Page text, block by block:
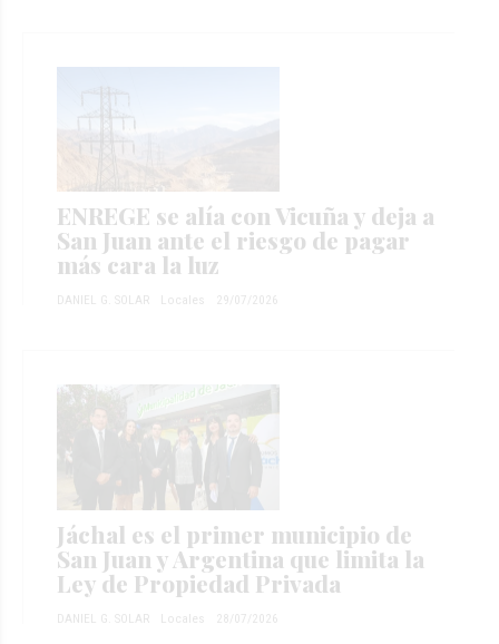
ENREGE se alía con Vicuña y deja a
San Juan ante el riesgo de pagar
más cara la luz
DANIEL G. SOLAR Locales 29/07/2026
Jáchal es el primer municipio de
San Juan y Argentina que limita la
Ley de Propiedad Privada
DANIEL G. SOLAR Locales 28/07/2026